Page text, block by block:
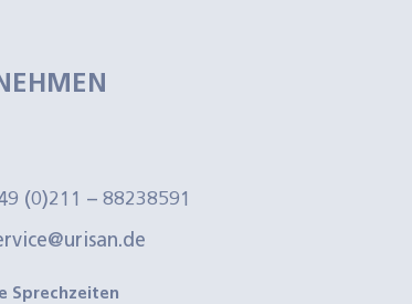
(0)211 – 88238591
Sprechzeiten